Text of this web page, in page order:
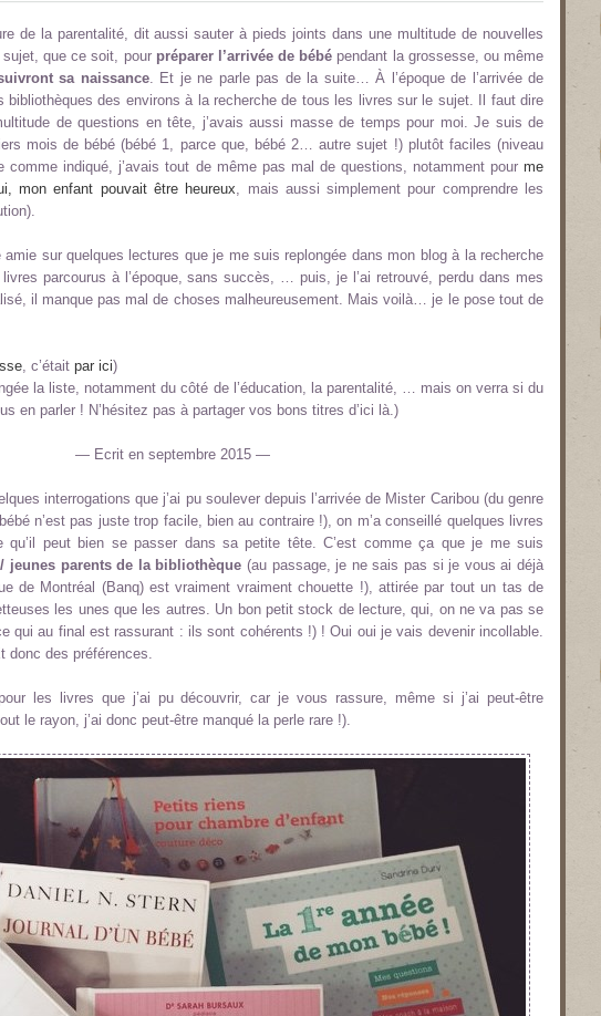
de la parentalité, dit aussi sauter à pieds joints dans une multitude de nouvelles
que ce soit, pourpréparer l’arrivée de bébé pendant la grossesse, ou même
sa naissance. Et je ne parle pas de la suite… À l’époque de l’arrivée de
bibliothèques des environs à la recherche de tous les livres sur le sujet. Il faut dire
de questions en tête, j’avais aussi masse de temps pour moi. Je suis de
mois de bébé (bébé 1, parce que, bébé 2… autre sujet !) plutôt faciles (niveau
comme indiqué, j’avais tout de même pas mal de questions, notamment pour me
mon enfant pouvait être heureux, mais aussi simplement pour comprendre les
amie sur quelques lectures que je me suis replongée dans mon blog à la recherche
parcourus à l’époque, sans succès, … puis, je l’ai retrouvé, perdu dans mes
il manque pas mal de choses malheureusement. Mais voilà… je le pose tout de
, c’était par ici)
la liste, notamment du côté de l’éducation, la parentalité, … mais on verra si du
en parler ! N’hésitez pas à partager vos bons titres d’ici là.)
— Ecrit en septembre 2015 —
interrogations que j’ai pu soulever depuis l’arrivée de Mister Caribou (du genre
n’est pas juste trop facile, bien au contraire !), on m’a conseillé quelques livres
qu’il peut bien se passer dans sa petite tête. C’est comme ça que je me suis
jeunes parents de la bibliothèque(au passage, je ne sais pas si je vous ai déjà
de Montréal (Banq) est vraiment vraiment chouette !), attirée par tout un tas de
les unes que les autres. Un bon petit stock de lecture, qui, on ne va pas se
qui au final est rassurant : ils sont cohérents !) ! Oui oui je vais devenir incollable.
donc des préférences.
les livres que j’ai pu découvrir, car je vous rassure, même si j’ai peut-être
le rayon, j’ai donc peut-être manqué la perle rare !).